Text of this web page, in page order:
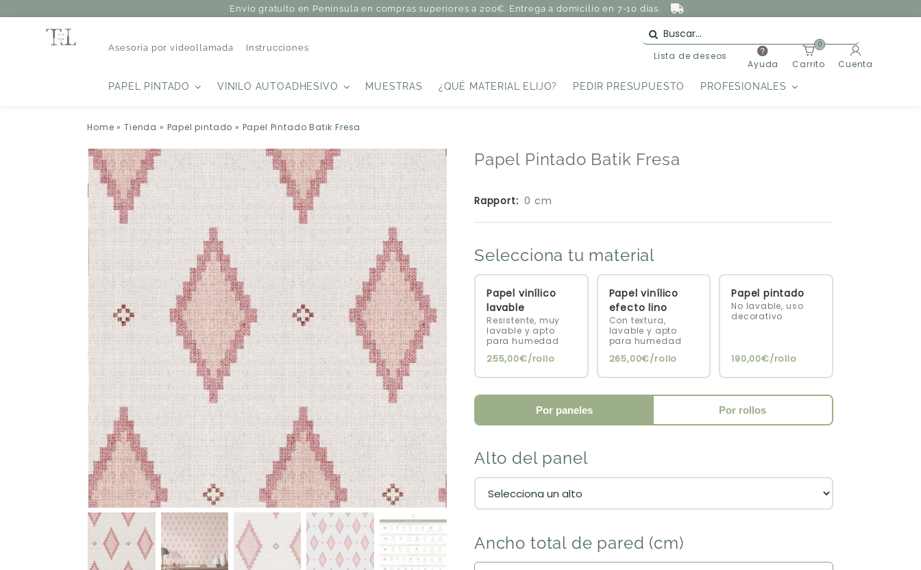
Envío gratuito en Península en compras superiores a 200€. Entrega a domicilio en 7-10 días.
Asesoría por videollamada Instrucciones
Lista de deseos
Ayuda Carrito
0
Cuenta
PAPEL PINTADO VINILO AUTOADHESIVO MUESTRAS ¿QUÉ MATERIAL ELIJO? PEDIR PRESUPUESTO PROFESIONALES
Home »Tienda » Papel pintado » Papel Pintado Batik Fresa
Papel Pintado Batik Fresa
Rapport: 0 cm
Selecciona tu material
Papel vinílico
lavable
Resistente, muy
lavable y apto
para humedad
255,00€/rollo
Papel vinílico
efecto lino
Con textura,
lavable y apto
para humedad
265,00€/rollo
Papel pintado
No lavable, uso
decorativo
190,00€/rollo
Por paneles Por rollos
Alto del panel
Ancho total de pared (cm)